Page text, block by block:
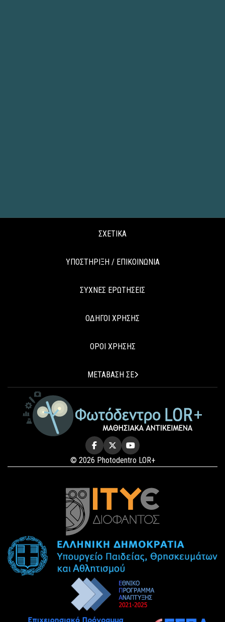
ΣΧΕΤΙΚΑ
ΥΠΟΣΤΗΡΙΞΗ / ΕΠΙΚΟΙΝΩΝΙΑ
ΣΥΧΝΕΣ ΕΡΩΤΗΣΕΙΣ
ΟΔΗΓΟΙ ΧΡΗΣΗΣ
ΟΡΟΙ ΧΡΗΣΗΣ
ΜΕΤΑΒΑΣΗ ΣΕ
© 2026 Photodentro LOR+